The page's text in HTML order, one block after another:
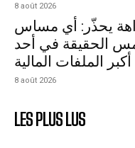
8 août 2026
يحذّر: أي مساس
الحقيقة في أحد
أكبر الملفات المالية
8 août 2026
LES PLUS LUS